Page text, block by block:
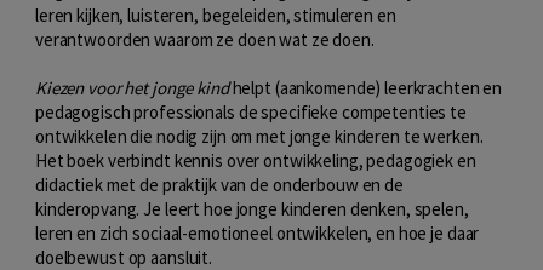
leren kijken, luisteren, begeleiden, stimuleren en
verantwoorden waarom ze doen wat ze doen.
Kiezen voor het jonge kindhelpt (aankomende) leerkrachten en
pedagogisch professionals de specifieke competenties te
ontwikkelen die nodig zijn om met jonge kinderen te werken.
Het boek verbindt kennis over ontwikkeling, pedagogiek en
didactiek met de praktijk van de onderbouw en de
kinderopvang. Je leert hoe jonge kinderen denken, spelen,
leren en zich sociaal-emotioneel ontwikkelen, en hoe je daar
doelbewust op aansluit.